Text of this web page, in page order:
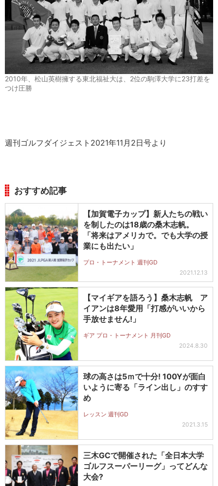
2010年、松山英樹擁する東北福祉大は、2位の駒澤大学に23打差を
つけ圧勝
週刊ゴルフダイジェスト2021年11月2日号より
おすすめ記事
【加賀電子カップ】新人たちの戦い
を制したのは18歳の桑木志帆。
「将来はアメリカで。でも大学の授
業にも出たい」
プロ・トーナメント 週刊GD
2021.12.13
【マイギアを語ろう】桑木志帆 ア
イアンは8年愛用「打感がいいから
手放せません!」
ギア プロ・トーナメント 月刊GD
2024.8.30
球の高さは5ｍで十分! 100Yが面白
いように寄る「ライン出し」のすす
め
レッスン 週刊GD
2021.3.15
三木GCで開催された「全日本大学
ゴルフスーパーリーグ」ってどんな
大会?